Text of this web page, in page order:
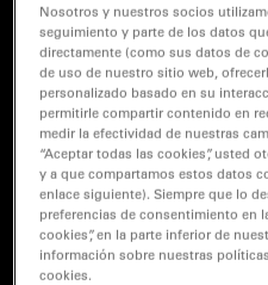
Nosotros y nuestros socios
seguimiento y parte de los datos
directamente (como sus datos de
de uso de nuestro sitio web,
personalizado basado en su
permitirle compartir contenido en
medir la efectividad de nuestras
“Aceptar todas las cookies”, usted
y a que compartamos estos datos
enlace siguiente). Siempre que lo
preferencias de consentimiento en
cookies”, en la parte inferior de
información sobre nuestras
cookies.